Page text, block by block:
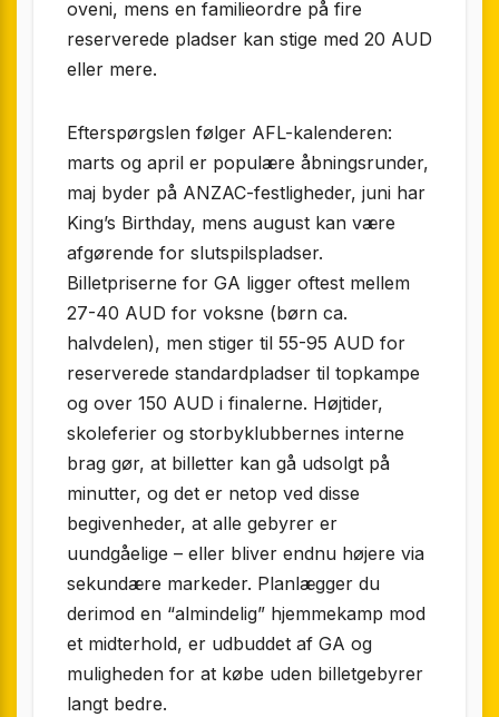
oveni, mens en familieordre på fire
reserverede pladser kan stige med 20 AUD
eller mere.
Efterspørgslen følger AFL-kalenderen:
marts og april er populære åbningsrunder,
maj byder på ANZAC-festligheder, juni har
King’s Birthday, mens august kan være
afgørende for slutspilspladser.
Billetpriserne for GA ligger oftest mellem
27-40 AUD for voksne (børn ca.
halvdelen), men stiger til 55-95 AUD for
reserverede standardpladser til topkampe
og over 150 AUD i finalerne. Højtider,
skoleferier og storbyklubbernes interne
brag gør, at billetter kan gå udsolgt på
minutter, og det er netop ved disse
begivenheder, at alle gebyrer er
uundgåelige – eller bliver endnu højere via
sekundære markeder. Planlægger du
derimod en “almindelig” hjemmekamp mod
et midterhold, er udbuddet af GA og
muligheden for at købe uden billetgebyrer
langt bedre.